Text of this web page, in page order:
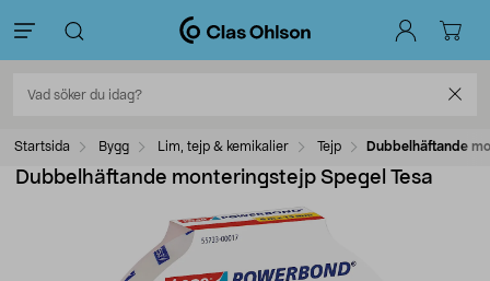
Startsida Bygg Lim, tejp & kemikalier Tejp Dubbelhäftande
Dubbelhäftande monteringstejp Spegel Tesa